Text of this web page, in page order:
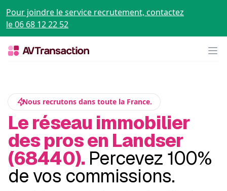
Pour joindre le service recrutement, contactez
le 06 68 12 22 52
Nous recrutons dans toute la France.
Le réseau immobilier
des pros en Landser
(68440). Percevez 100%
de vos commissions.